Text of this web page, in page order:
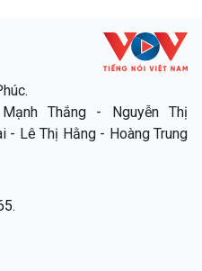
Mạnh Thắng - Nguyễn Thị
- Lê Thị Hằng - Hoàng Trung